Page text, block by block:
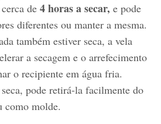
de 4 horas a secar, e pode
diferentes ou manter a mesma.
também estiver seca, a vela
a secagem e o arrefecimento
o recipiente em água fria.
pode retirá-la facilmente do
como molde.